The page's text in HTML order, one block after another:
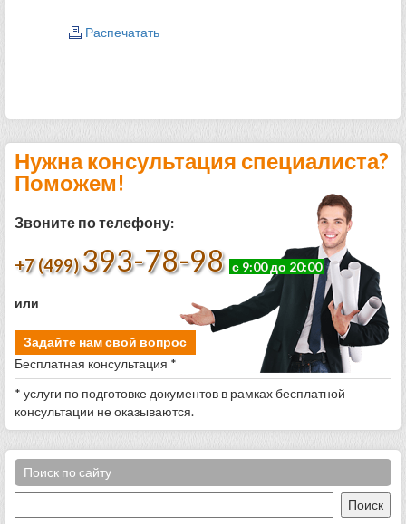
Распечатать
Нужна консультация специалиста?
Поможем!
Звоните по телефону:
+7 (499) 393-78-98 с 9:00 до 20:00
или
Задайте нам свой вопрос
Бесплатная консультация *
* услуги по подготовке документов в рамках бесплатной
консультации не оказываются.
Поиск по сайту